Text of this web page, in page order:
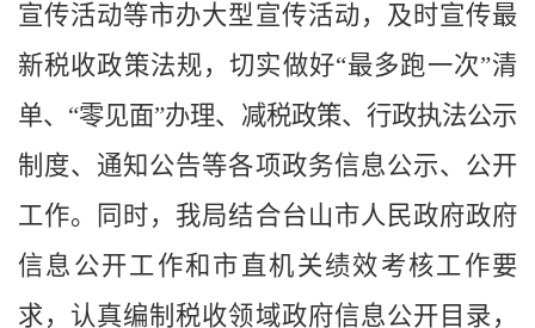
宣传活动等市办大型宣传活动，及时宣传最
新税收政策法规，切实做好“最多跑一次”清
单、“零见面”办理、减税政策、行政执法公示
制度、通知公告等各项政务信息公示、公开
工作。同时，我局结合台山市人民政府政府
信息公开工作和市直机关绩效考核工作要
求，认真编制税收领域政府信息公开目录，